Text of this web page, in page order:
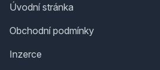
Úvodní stránka
Obchodní podmínky
Inzerce